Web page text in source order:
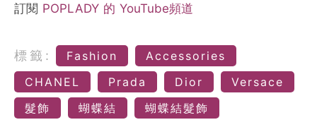
訂閱 POPLADY 的 YouTube頻道
標籤: Fashion
Accessories
CHANEL
Prada Dior
Versace
髮飾
蝴蝶結 蝴蝶結髮飾